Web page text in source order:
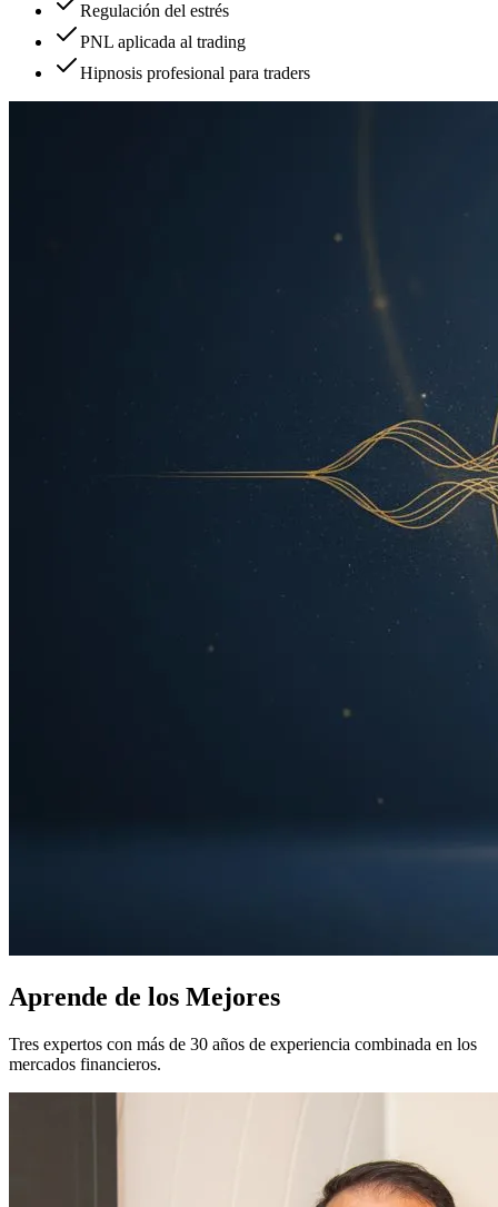
Regulación del estrés
PNL aplicada al trading
Hipnosis profesional para traders
Aprende de los Mejores
Tres expertos con más de 30 años de experiencia combinada en los
mercados financieros.